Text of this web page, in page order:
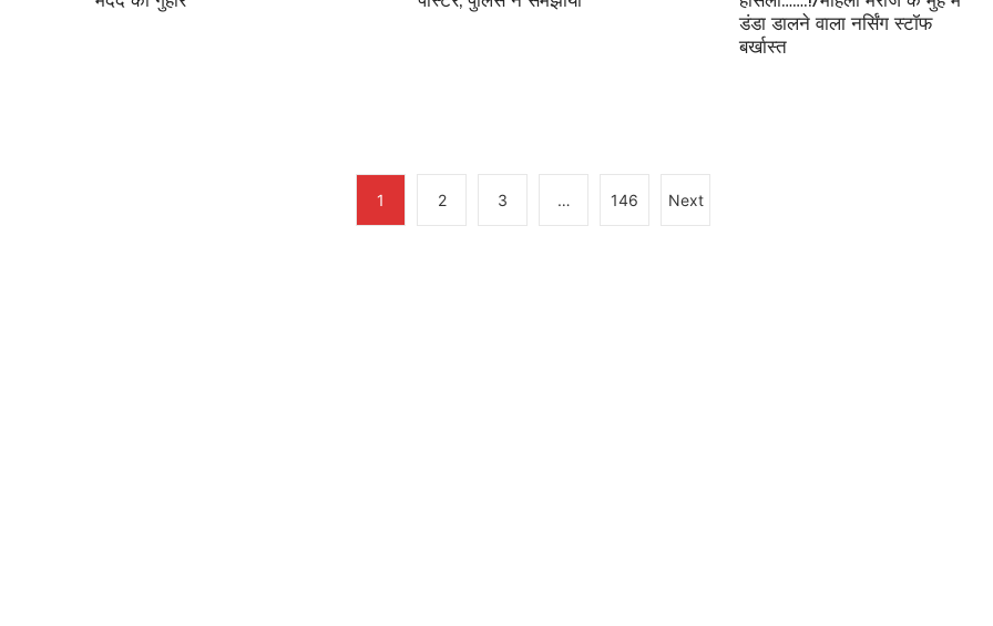
डंडा डालने वाला नर्सिंग स्टॉफ
बर्खास्त
1 2 3 … 146 Next